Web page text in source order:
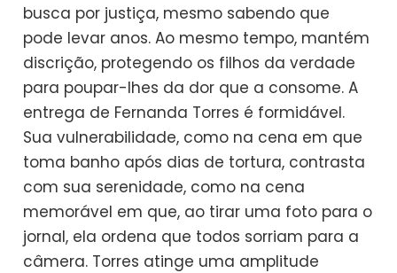
busca por justiça, mesmo sabendo que
pode levar anos. Ao mesmo tempo, mantém
discrição, protegendo os filhos da verdade
para poupar-lhes da dor que a consome. A
entrega de Fernanda Torres é formidável.
Sua vulnerabilidade, como na cena em que
toma banho após dias de tortura, contrasta
com sua serenidade, como na cena
memorável em que, ao tirar uma foto para o
jornal, ela ordena que todos sorriam para a
câmera. Torres atinge uma amplitude